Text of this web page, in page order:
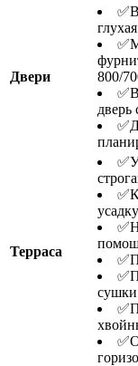
Двери
800/
дверь
Терраса